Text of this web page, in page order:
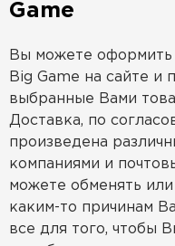
Game
Вы можете оформить
Big Game на сайте и
выбранные Вами
Доставка, по
произведена
компаниями и
можете обменять
каким-то причинам
все для того, чтобы